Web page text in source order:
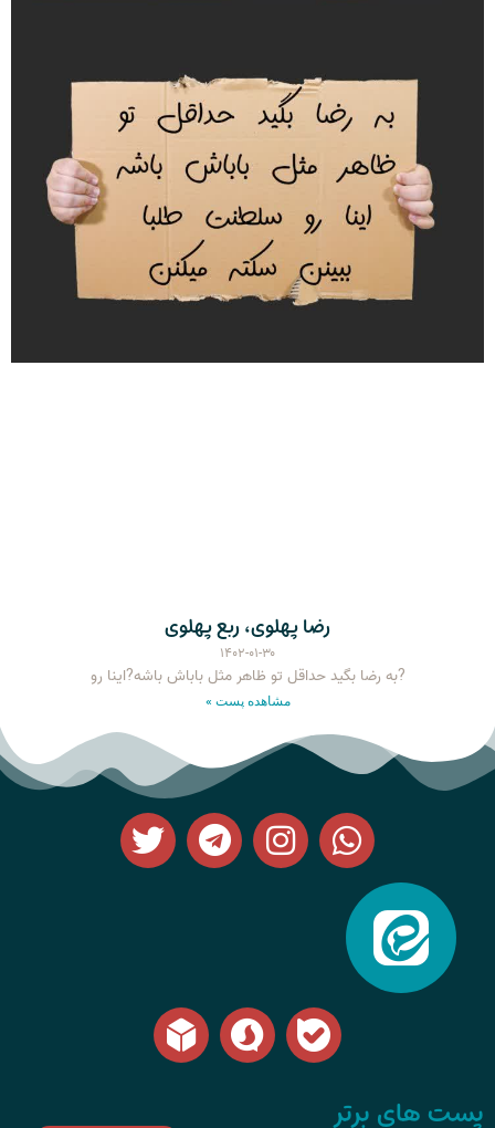
رضا پهلوی، ربع پهلوی
۱۴۰۲-۰۱-۳۰
?به رضا بگید حداقل تو ظاهر مثل باباش باشه?اینا رو
مشاهده پست »
پست های برتر